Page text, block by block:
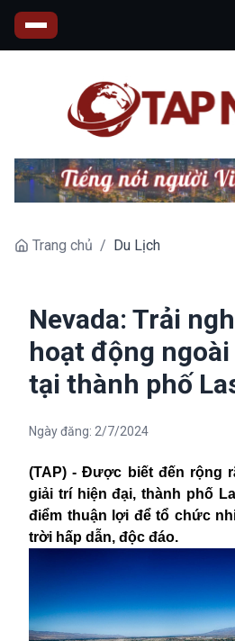
Trang chủ / Du Lịch
Nevada: Trải
hoạt động
tại thành phố
Ngày đăng: 2/7/2024
(TAP) - Được biết đến rộng
giải trí hiện đại, thành phố
điểm thuận lợi để tổ chức
trời hấp dẫn, độc đáo.